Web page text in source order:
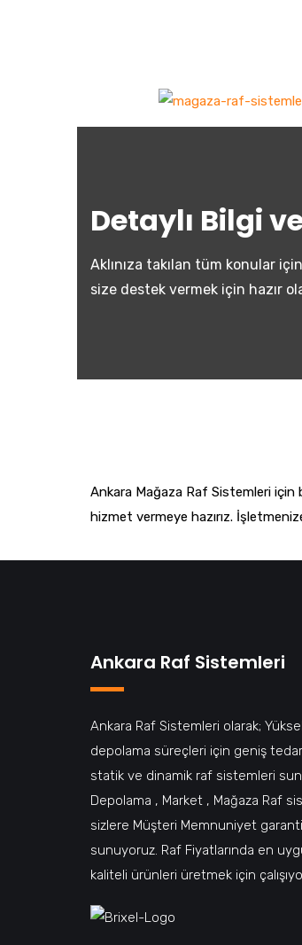
Detaylı Bilgi
Aklınıza takılan tüm konular
size destek vermek için hazır
Ankara Mağaza Raf Sistemleri için
hizmet vermeye hazırız.
Ankara Raf Sistemleri
Ankara Raf Sistemleri olarak;
depolama süreçleri için geniş
statik ve dinamik raf sistemleri
Depolama , Market , Mağaza Raf
sizlere Müşteri Memnuniyet
sunuyoruz. Raf Fiyatlarında en
kaliteli ürünleri üretmek için